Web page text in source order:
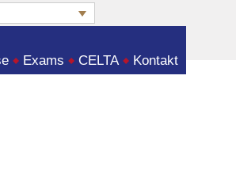
Exams CELTA Kontakt